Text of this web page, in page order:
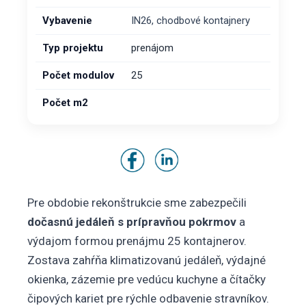
Vybavenie IN26, chodbové kontajnery
Typ projektu prenájom
Počet modulov 25
Počet m2
Pre obdobie rekonštrukcie sme zabezpečili
dočasnú jedáleň s prípravňou pokrmov a
výdajom formou prenájmu 25 kontajnerov.
Zostava zahŕňa klimatizovanú jedáleň, výdajné
okienka, zázemie pre vedúcu kuchyne a čítačky
čipových kariet pre rýchle odbavenie stravníkov.